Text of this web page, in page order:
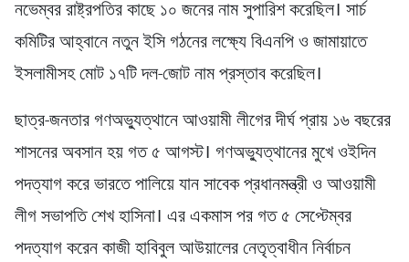
নভেম্বর রাষ্ট্রপতির কাছে ১০ জনের নাম সুপারিশ করেছিল। সার্চ
কমিটির আহ্বানে নতুন ইসি গঠনের লক্ষ্যে বিএনপি ও জামায়াতে
ইসলামীসহ মোট ১৭টি দল-জোট নাম প্রস্তাব করেছিল।
ছাত্র-জনতার গণঅভ্যুত্থানে আওয়ামী লীগের দীর্ঘ প্রায় ১৬ বছরের
শাসনের অবসান হয় গত ৫ আগস্ট। গণঅভ্যুত্থানের মুখে ওইদিন
পদত্যাগ করে ভারতে পালিয়ে যান সাবেক প্রধানমন্ত্রী ও আওয়ামী
লীগ সভাপতি শেখ হাসিনা। এর একমাস পর গত ৫ সেপ্টেম্বর
পদত্যাগ করেন কাজী হাবিবুল আউয়ালের নেতৃত্বাধীন নির্বাচন